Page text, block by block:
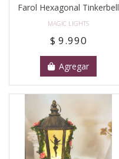
Farol Hexagonal Tinkerbell
MAGIC LIGHTS
$ 9.990
Agregar